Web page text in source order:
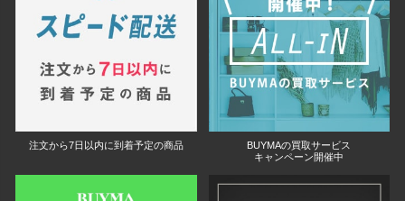
注文から7日以内に到着予定の商品
BUYMAの買取サービス
キャンペーン開催中